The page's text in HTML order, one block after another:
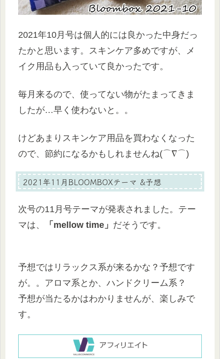
2021年10月号は個人的には良かった中身だっ
たかと思います。スキンケア多めですが、メ
イク用品も入っていて良かったです。
毎月来るので、使ってない物がたまってきま
したが…早く使わないと。。
けどあまりスキンケア用品を買わなくなった
ので、節約になるかもしれませんね(⌒∇⌒)
2021年11月BLOOMBOXテーマ &予想
次号の11月号テーマが発表されました。テー
マは、
「mellow time」 だそうです。
予想ではリラックス系が来るかな？予想です
が。。アロマ系とか、ハンドクリーム系？
予想が当たるかはわかりませんが、楽しみで
す。